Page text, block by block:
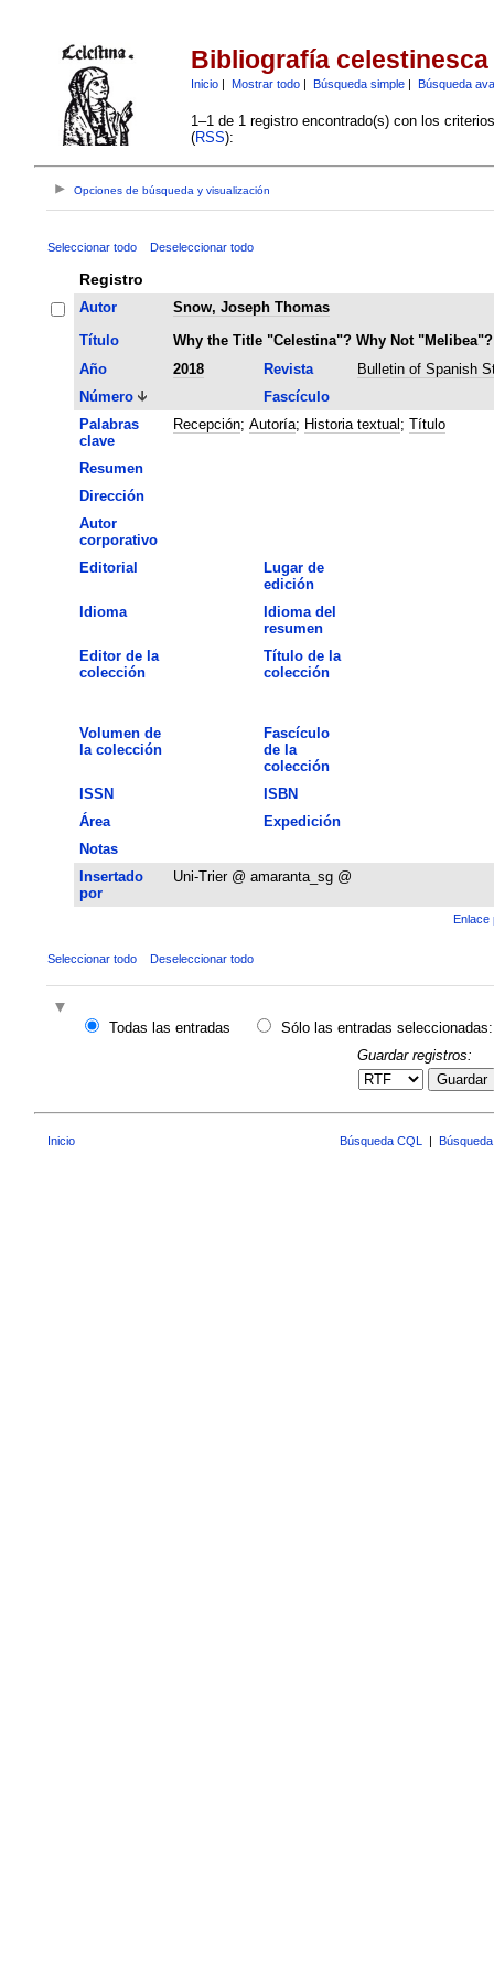
Bibliografía celestinesca
Inicio| Mostrar todo| Búsqueda simple| Búsqueda
1–1 de 1 registro encontrado(s) con los
(RSS):
Opciones de búsqueda y visualización
Seleccionar todo Deseleccionar todo
Registro
Autor
Snow, Joseph Thomas
Título
Why the Title "Celestina"? Why Not "Melibea"?
Año
2018 Revista
Bulletin of Spanish
Número
Fascículo
Palabras
clave
Recepción; Autoría; Historia textual ; Título
Resumen
Dirección
Autor
corporativo
Editorial
Lugar de
edición
Idioma
Idioma del
resumen
Editor de la
colección
Título de la
colección
Volumen de
la colección
Fascículo
de la
colección
ISSN
ISBN
Área
Expedición
Notas
Insertado
por
Uni-Trier @ amaranta_sg @
Enlace
Seleccionar todo Deseleccionar todo
Todas las entradas
Sólo las entradas seleccionadas:
Guardar registros:
Guardar
Inicio Búsqueda CQL